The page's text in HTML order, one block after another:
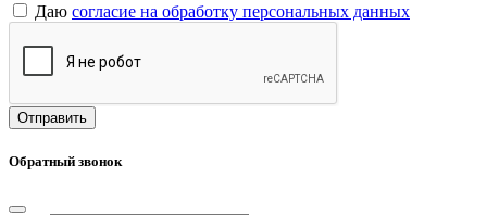
Даю согласие на обработку персональных данных
Обратный звонок